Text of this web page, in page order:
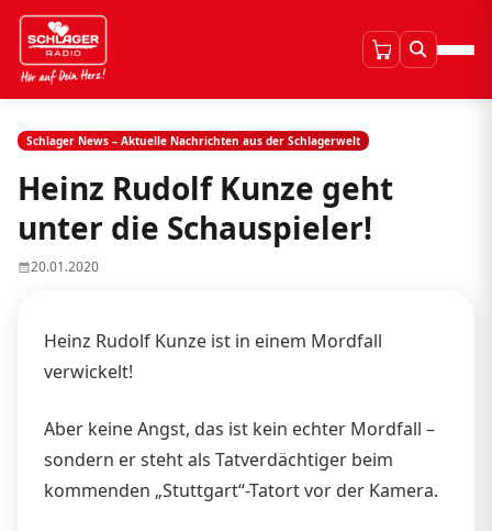
Schlager News – Aktuelle Nachrichten aus der Schlagerwelt
Heinz Rudolf Kunze geht
unter die Schauspieler!
20.01.2020
Heinz Rudolf Kunze ist in einem Mordfall
verwickelt!
Aber keine Angst, das ist kein echter Mordfall –
sondern er steht als Tatverdächtiger beim
kommenden „Stuttgart“-Tatort vor der Kamera.